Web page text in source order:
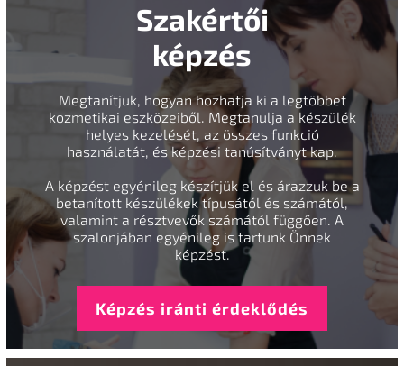
Szakértői
képzés
Megtanítjuk, hogyan hozhatja ki a legtöbbet
kozmetikai eszközeiből. Megtanulja a készülék
helyes kezelését, az összes funkció
használatát, és képzési tanúsítványt kap.
A képzést egyénileg készítjük el és árazzuk be a
betanított készülékek típusától és számától,
valamint a résztvevők számától függően. A
szalonjában egyénileg is tartunk Önnek
képzést.
Képzés iránti érdeklődés